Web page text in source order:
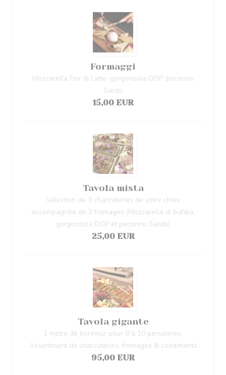
Formaggi
Mozzarella Fior di Latte, gorgonzola DOP, pecorino
Sardo
15,00 EUR
Tavola mista
Sélection de 3 charcuteries de votre choix
accompagnée de 3 fromages (Mozzarella di bufala,
gorgonzola DOP et pecorino Sardo)
25,00 EUR
Tavola gigante
1 mètre de bonheur pour 8 à 10 personnes.
Assortiment de charcuteries, fromages & condiments
95,00 EUR